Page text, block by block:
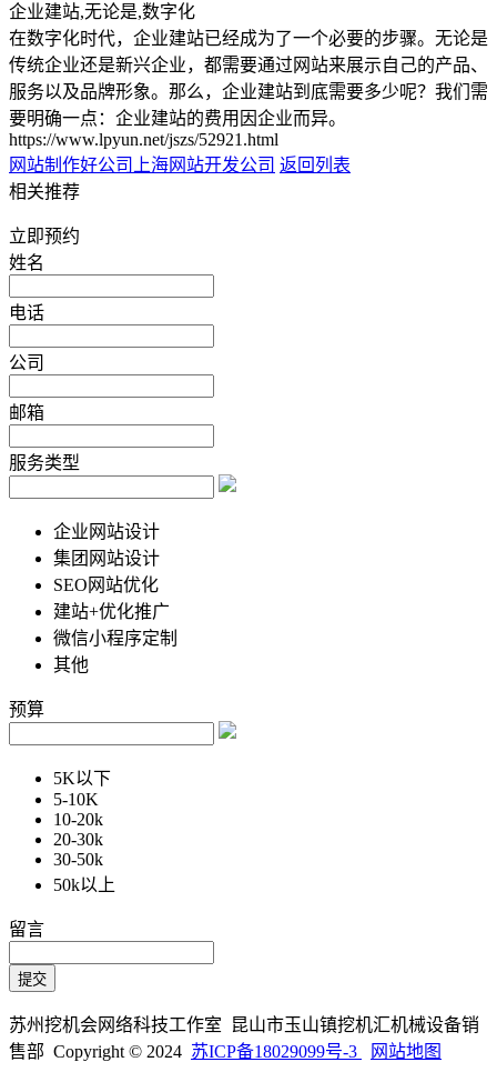
企业建站,无论是,数字化
在数字化时代，企业建站已经成为了一个必要的步骤。无论是
传统企业还是新兴企业，都需要通过网站来展示自己的产品、
服务以及品牌形象。那么，企业建站到底需要多少呢？我们需
要明确一点：企业建站的费用因企业而异。
https://www.lpyun.net/jszs/52921.html
网站制作好公司
上海网站开发公司 返回列表
相关推荐
立即预约
姓名
电话
公司
邮箱
服务类型
企业网站设计
集团网站设计
SEO网站优化
建站+优化推广
微信小程序定制
其他
预算
5K以下
5-10K
10-20k
20-30k
30-50k
50k以上
留言
苏州挖机会网络科技工作室 昆山市玉山镇挖机汇机械设备销
售部 Copyright © 2024 苏ICP备18029099号-3 网站地图